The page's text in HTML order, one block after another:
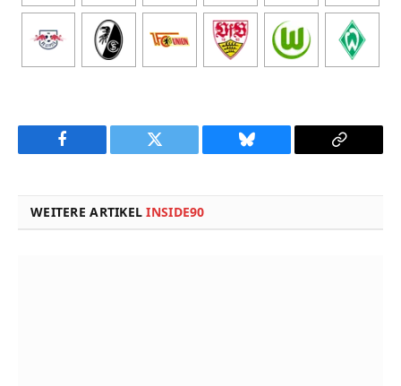
Facebook Twitter Bluesky
Copy
WEITERE ARTIKELINSIDE90